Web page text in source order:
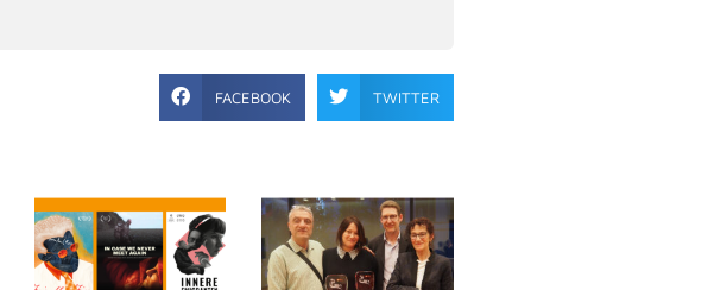
FACEBOOK TWITTER